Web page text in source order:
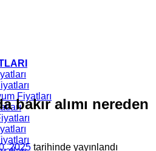
Fiyatları
bakır alımı nereden
2025 tarihinde yayınlandı